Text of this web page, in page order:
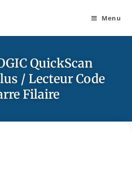
Menu
QuickScan
/ Lecteur Code
Filaire